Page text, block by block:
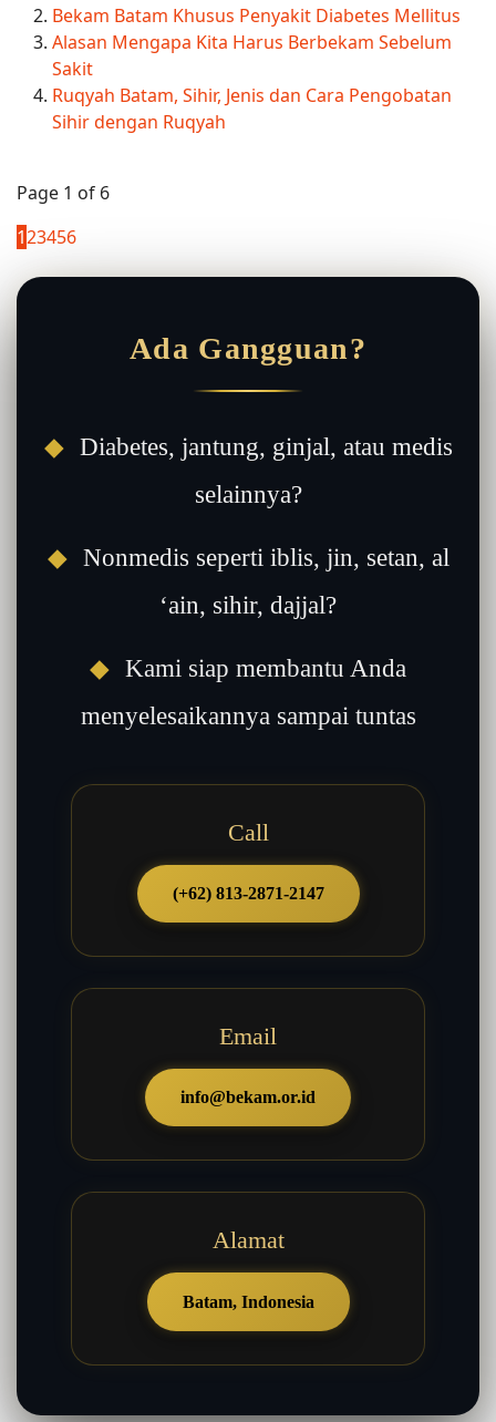
Bekam Batam Khusus Penyakit Diabetes Mellitus
Alasan Mengapa Kita Harus Berbekam Sebelum
Sakit
Ruqyah Batam, Sihir, Jenis dan Cara Pengobatan
Sihir dengan Ruqyah
Page 1 of 6
123456
Ada Gangguan?
◆ Diabetes, jantung, ginjal, atau medis
selainnya?
◆ Nonmedis seperti iblis, jin, setan, al
‘ain, sihir, dajjal?
◆ Kami siap membantu Anda
menyelesaikannya sampai tuntas
Call
(+62) 813-2871-2147
Email
info@bekam.or.id
Alamat
Batam, Indonesia